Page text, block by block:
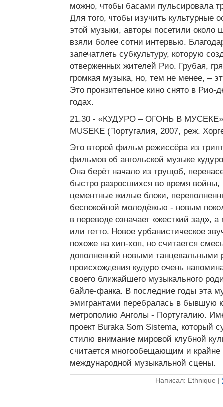
можно, чтобы басами пульсировала
Для того, чтобы изучить культурные
этой музыки, авторы посетили около
взяли более сотни интервью.
запечатлеть субкультуру, которую
отверженных жителей Рио. Грубая,
громкая музыка, но, тем не менее, –
Это пронзительное кино снято в Рио-
годах.
21.30 - «КУДУРО – ОГОНЬ В МУСЕКЕ»/
MUSEKE (Португалия, 2007, реж.
Это второй фильм режиссёра из
фильмов об ангольской музыке
Она берёт начало из трущоб,
быстро разросшихся во время войны,
цементные жилые блоки,
беспокойной молодёжью - новым
в переводе означает «жесткий зад»,
или гетто. Новое урбанистическое
похоже на хип-хоп, но считается
дополненной новыми танцевальными
происхождения кудуро очень
своего ближайшего музыкального
байле-фанка. В последние годы эта
эмигрантами перебралась в бывшую
метрополию Анголы - Португалию.
проект Buraka Som Sistema, который
стилю внимание мировой клубной
считается многообещающим и
международной музыкальной сцены.
Написал: Ethnique |